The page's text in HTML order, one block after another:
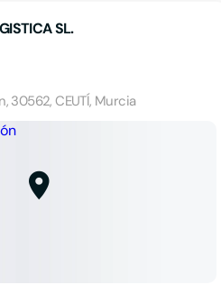
SL.
30562, CEUTÍ, Murcia